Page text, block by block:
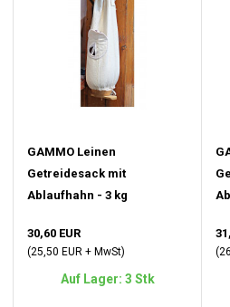
GAMMO Leinen
Getreidesack mit
Ablaufhahn - 3 kg
30,60 EUR
(25,50 EUR + MwSt)
Auf Lager: 3 Stk